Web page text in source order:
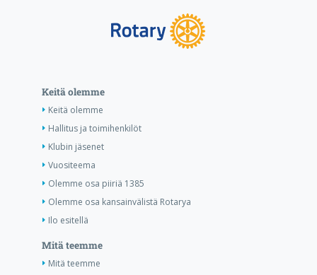
Keitä olemme
Keitä olemme
Hallitus ja toimihenkilöt
Klubin jäsenet
Vuositeema
Olemme osa piiriä 1385
Olemme osa kansainvälistä Rotarya
Ilo esitellä
Mitä teemme
Mitä teemme